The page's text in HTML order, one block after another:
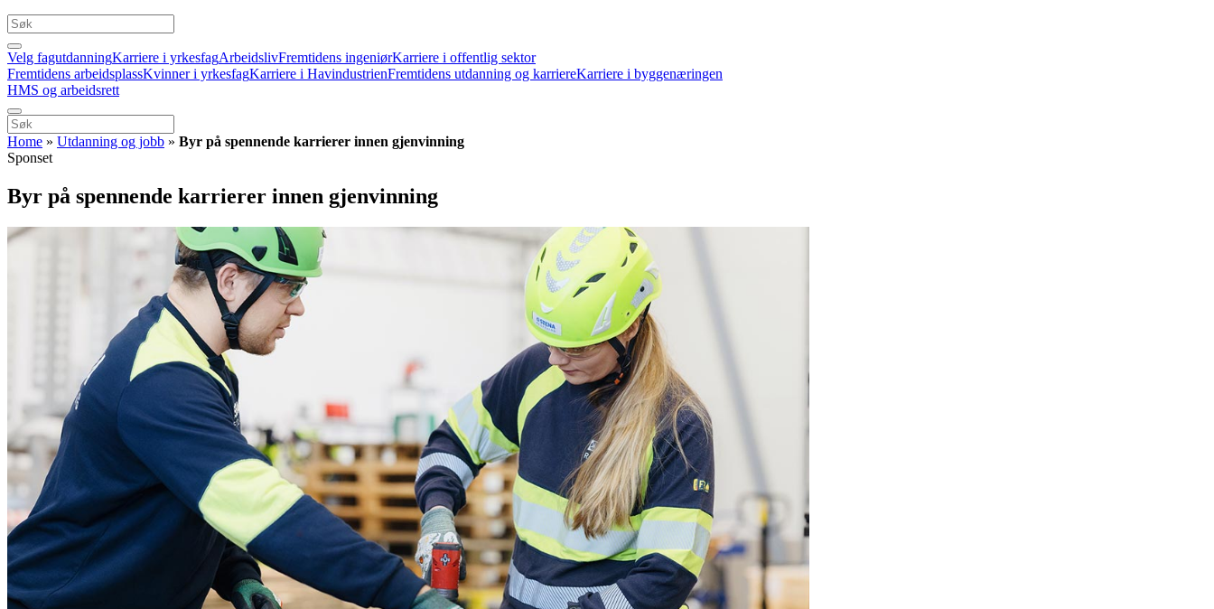
Velg fagutdanningKarriere i yrkesfagArbeidslivFremtidens ingeniørKarriere i offentlig sektor
Fremtidens arbeidsplassKvinner i yrkesfagKarriere i HavindustrienFremtidens utdanning og karriereKarriere i byggenæringen
HMS og arbeidsrett
Home » Utdanning og jobb » Byr på spennende karrierer innen gjenvinning
Sponset
Byr på spennende karrierer innen gjenvinning